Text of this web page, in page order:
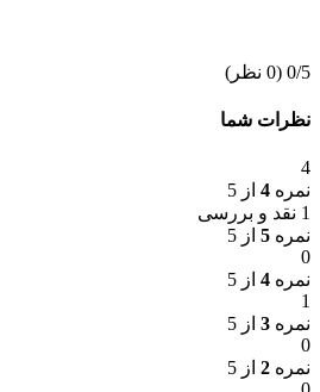
‫0/5 ‫(0 نظر)
نظرات شما
4
نمره 4 از 5
1 نقد و بررسی
نمره 5 از 5
0
نمره 4 از 5
1
نمره 3 از 5
0
نمره 2 از 5